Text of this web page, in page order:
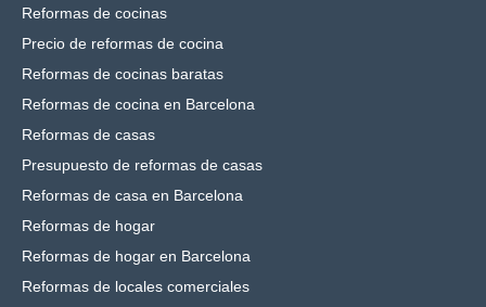
Reformas de cocinas
Precio de reformas de cocina
Reformas de cocinas baratas
Reformas de cocina en Barcelona
Reformas de casas
Presupuesto de reformas de casas
Reformas de casa en Barcelona
Reformas de hogar
Reformas de hogar en Barcelona
Reformas de locales comerciales